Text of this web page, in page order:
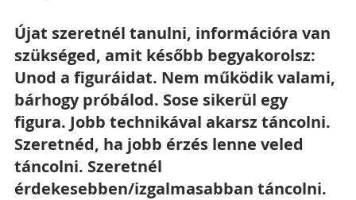
Újat szeretnél tanulni, információra van
szükséged, amit később begyakorolsz:
Unod a figuráidat. Nem működik valami,
bárhogy próbálod. Sose sikerül egy
figura. Jobb technikával akarsz táncolni.
Szeretnéd, ha jobb érzés lenne veled
táncolni. Szeretnél
érdekesebben/izgalmasabban táncolni.